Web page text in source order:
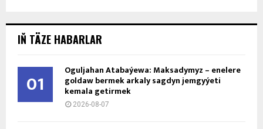
IŇ TÄZE HABARLAR
01 Oguljahan Atabaýewa: Maksadymyz – enelere
goldaw bermek arkaly sagdyn jemgyýeti
kemala getirmek
2026-08-07